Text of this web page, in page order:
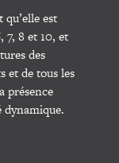
est
7, 8 et 10, et
des
et de tous les
présence